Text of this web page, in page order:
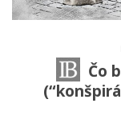
Čo